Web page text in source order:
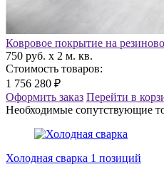
Ковровое покрытие на
750 руб. x 2 м. кв.
Стоимость товаров:
1 756 280 ₽
Оформить заказ Перейти в
Необходимые сопутствующие
Холодная сварка 1 позиций